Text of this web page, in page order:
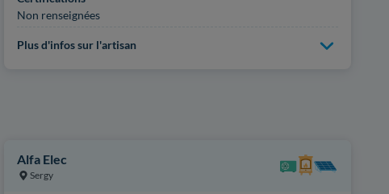
Non renseignées
Plus d'infos sur l'artisan
Alfa Elec
Sergy